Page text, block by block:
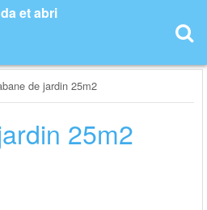
et abri
de jardin 25m2
25m2